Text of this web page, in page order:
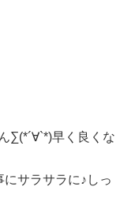
∑(*´∀`*)早く良くな
サラサラに♪しっ